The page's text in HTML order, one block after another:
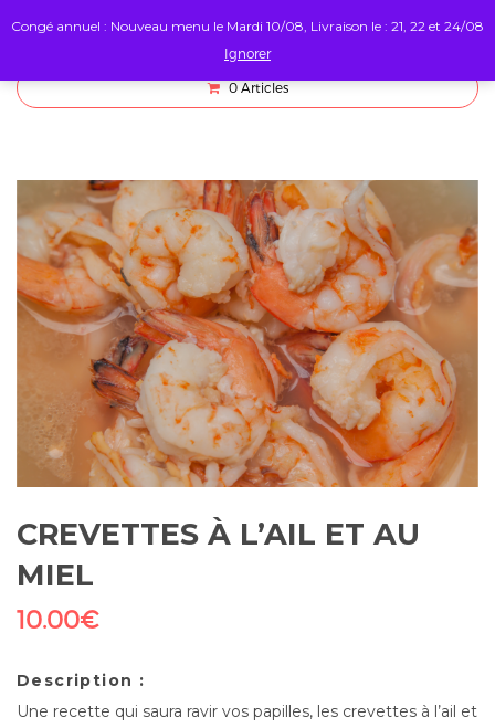
0 Articles
CREVETTES À L’AIL ET AU
MIEL
10.00€
Description :
Une recette qui saura ravir vos papilles, les crevettes à l’ail et
Congé annuel : Nouveau menu le Mardi 10/08, Livraison le : 21, 22 et 24/08
Ignorer